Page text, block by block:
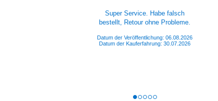
Hat alles super gepasst und
funktioniert.
Datum der Veröffentlichung: 05.08.2026
Datum der Kauferfahrung: 26.07.2026